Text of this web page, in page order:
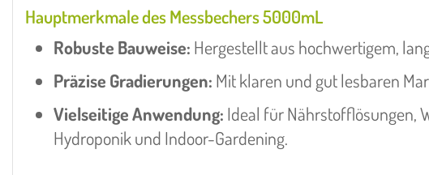
Hauptmerkmale des Messbechers 5000mL
Robuste Bauweise: Hergestellt aus hochwertigem,
Präzise Gradierungen: Mit klaren und gut lesbaren
Vielseitige Anwendung: Ideal für Nährstofflösungen,
Hydroponik und Indoor-Gardening.